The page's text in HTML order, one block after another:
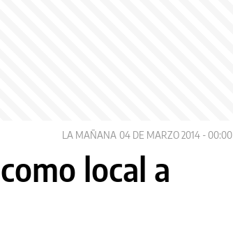
LA MAÑANA 04 DE MARZO 2014 - 00:00
local a